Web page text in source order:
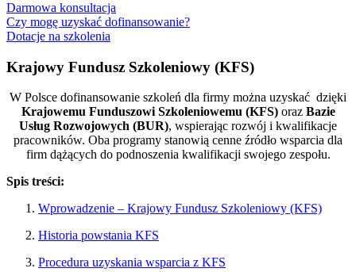
Darmowa konsultacja
Czy mogę uzyskać dofinansowanie?
Dotacje na szkolenia
Krajowy Fundusz Szkoleniowy (KFS)
W Polsce dofinansowanie szkoleń dla firmy można uzyskać dzięki
Krajowemu Funduszowi Szkoleniowemu (KFS)oraz Bazie
Usług Rozwojowych (BUR), wspierając rozwój i kwalifikacje
pracowników. Oba programy stanowią cenne źródło wsparcia dla
firm dążących do podnoszenia kwalifikacji swojego zespołu.
Spis treści:
Wprowadzenie – Krajowy Fundusz Szkoleniowy (KFS)
Historia powstania KFS
Procedura uzyskania wsparcia z KFS